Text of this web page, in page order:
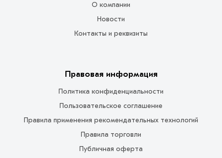
О компании
Новости
Контакты и реквизиты
Правовая информация
Политика конфиденциальности
Пользовательское соглашение
Правила применения рекомендательных технологий
Правила торговли
Публичная оферта